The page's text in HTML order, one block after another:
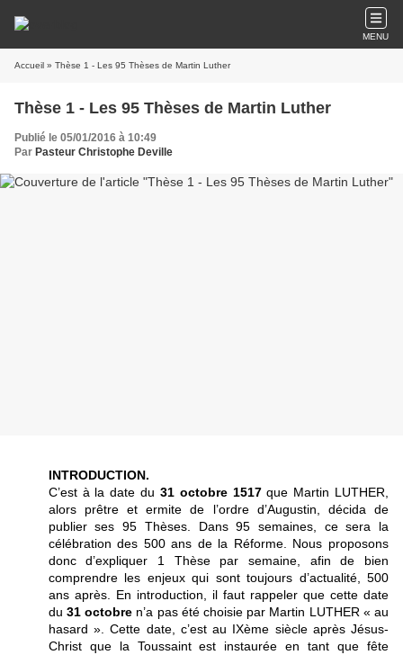
MENU
Accueil » Thèse 1 - Les 95 Thèses de Martin Luther
Thèse 1 - Les 95 Thèses de Martin Luther
Publié le 05/01/2016 à 10:49
Par Pasteur Christophe Deville
INTRODUCTION.
C’est à la date du 31 octobre 1517que Martin LUTHER,
alors prêtre et ermite de l’ordre d’Augustin, décida de
publier ses 95 Thèses. Dans 95 semaines, ce sera la
célébration des 500 ans de la Réforme. Nous proposons
donc d’expliquer 1 Thèse par semaine, afin de bien
comprendre les enjeux qui sont toujours d’actualité, 500
ans après. En introduction, il faut rappeler que cette date
du 31 octobre n’a pas été choisie par Martin LUTHER « au
hasard ». Cette date, c’est au IXème siècle après Jésus-
Christ que la Toussaint est instaurée en tant que fête